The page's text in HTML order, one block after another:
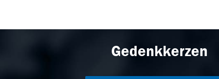
Gedenkkerzen